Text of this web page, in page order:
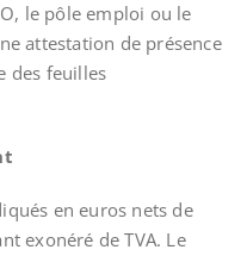
le pôle emploi ou le
attestation de présence
des feuilles
en euros nets de
exonéré de TVA. Le